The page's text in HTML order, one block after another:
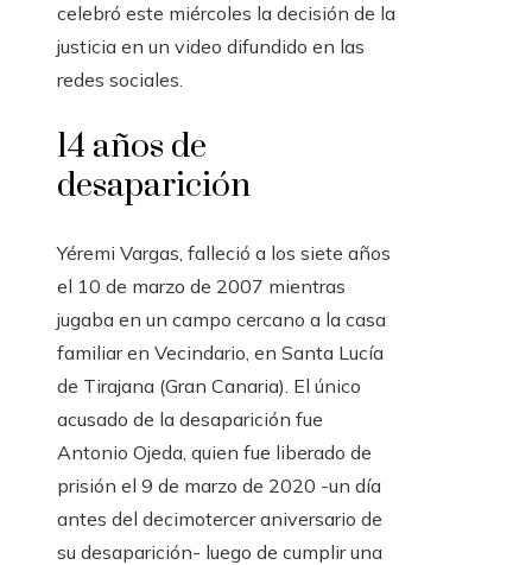
celebró este miércoles la decisión de la
justicia en un video difundido en las
redes sociales.
14 años de
desaparición
Yéremi Vargas, falleció a los siete años
el 10 de marzo de 2007 mientras
jugaba en un campo cercano a la casa
familiar en Vecindario, en Santa Lucía
de Tirajana (Gran Canaria). El único
acusado de la desaparición fue
Antonio Ojeda, quien fue liberado de
prisión el 9 de marzo de 2020 -un día
antes del decimotercer aniversario de
su desaparición- luego de cumplir una